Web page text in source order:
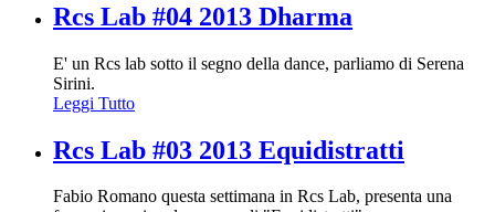
Rcs Lab #04 2013 Dharma
E' un Rcs lab sotto il segno della dance, parliamo di Serena
Sirini.
Leggi Tutto
Rcs Lab #03 2013 Equidistratti
Fabio Romano questa settimana in Rcs Lab, presenta una